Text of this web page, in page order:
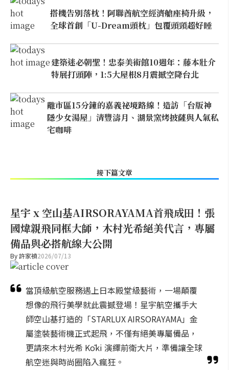
搭機告別落枕！阿聯酋航空經濟艙座椅升級，
全球首創「U-Dream頭枕」包覆頭頸超好睡
建築迷必朝聖！忠泰美術館10週年：藤本壯介
特展打頭陣，1:5大屋根8月震撼空降台北
離市區15分鐘的嘉義祕境路線！造訪「台版神
隱少女湯屋」清豐濤月、湖景窯烤披薩與人氣私
宅咖啡
接下篇文章
星宇 x 空山基AIRSORAYAMA首飛成田！張
國煒親飛同框大師，木村光希絕美代言，專屬
備品與必搭航線大公開
By許家禎2026/07/13
當頂級航空服務遇上日本殿堂級藝術，一場顛覆
想像的飛行美學就此震撼登場！星宇航空攜手大
師空山基打造的「STARLUX AIRSORAYAMA」金
屬塗裝藝術機正式起飛，不僅有絕美專屬備品，
更請來木村光希 Kōki 演繹前衛大片，準備讓全球
航空迷與時尚圈陷入瘋狂。